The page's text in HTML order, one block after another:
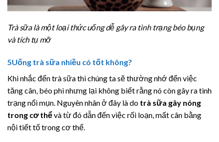
Trà sữa là một loại thức uống dễ gây ra tình trạng béo bụng
và tích tụ mỡ
5Uống trà sữa nhiều có tốt không?
Khi nhắc đến trà sữa thì chúng ta sẽ thường nhớ đến việc
tăng cân, béo phì nhưng lại không biết rằng nó còn gây ra tình
trạng nổi mụn. Nguyên nhân ở đây là do trà sữa gây nóng
trong cơ thểvà từ đó dẫn đến việc rối loạn, mất cân bằng
nội tiết tố trong cơ thể.